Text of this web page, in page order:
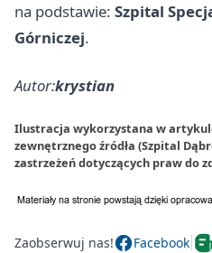
na podstawie: Szpital
Górniczej.
Autor:krystian
Ilustracja wykorzystana w
zewnętrznego źródła (Szpital
zastrzeżeń dotyczących praw do
Zaobserwuj nas! Facebook